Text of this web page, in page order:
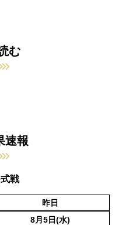
む
速報
戦
昨日
8月5日(水)